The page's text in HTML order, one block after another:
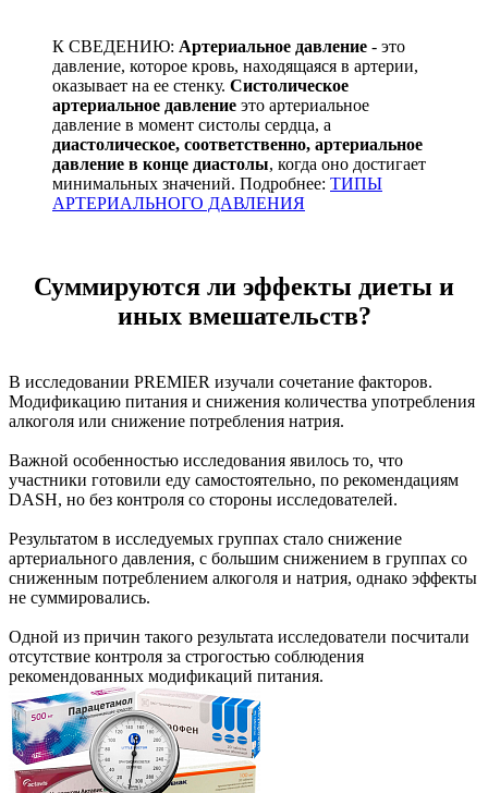
К СВЕДЕНИЮ: Артериальное давление - это
давление, которое кровь, находящаяся в артерии,
оказывает на ее стенку. Систолическое
артериальное давление это артериальное
давление в момент систолы сердца, а
диастолическое, соответственно, артериальное
давление в конце диастолы, когда оно достигает
минимальных значений. Подробнее: ТИПЫ
АРТЕРИАЛЬНОГО ДАВЛЕНИЯ
Суммируются ли эффекты диеты и
иных вмешательств?
В исследовании PREMIER изучали сочетание факторов.
Модификацию питания и снижения количества употребления
алкоголя или снижение потребления натрия.
Важной особенностью исследования явилось то, что
участники готовили еду самостоятельно, по рекомендациям
DASH, но без контроля со стороны исследователей.
Результатом в исследуемых группах стало снижение
артериального давления, с большим снижением в группах со
сниженным потреблением алкоголя и натрия, однако эффекты
не суммировались.
Одной из причин такого результата исследователи посчитали
отсутствие контроля за строгостью соблюдения
рекомендованных модификаций питания.